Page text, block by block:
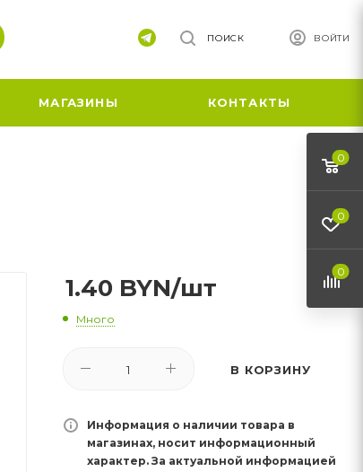
ВОЙТИ
ПОИСК
МАГАЗИНЫ КОНТАКТЫ
1.40 BYN/шт
Много
В КОРЗИНУ
Информация о наличии товара в
магазинах, носит информационный
характер. За актуальной информацией
0
0
0